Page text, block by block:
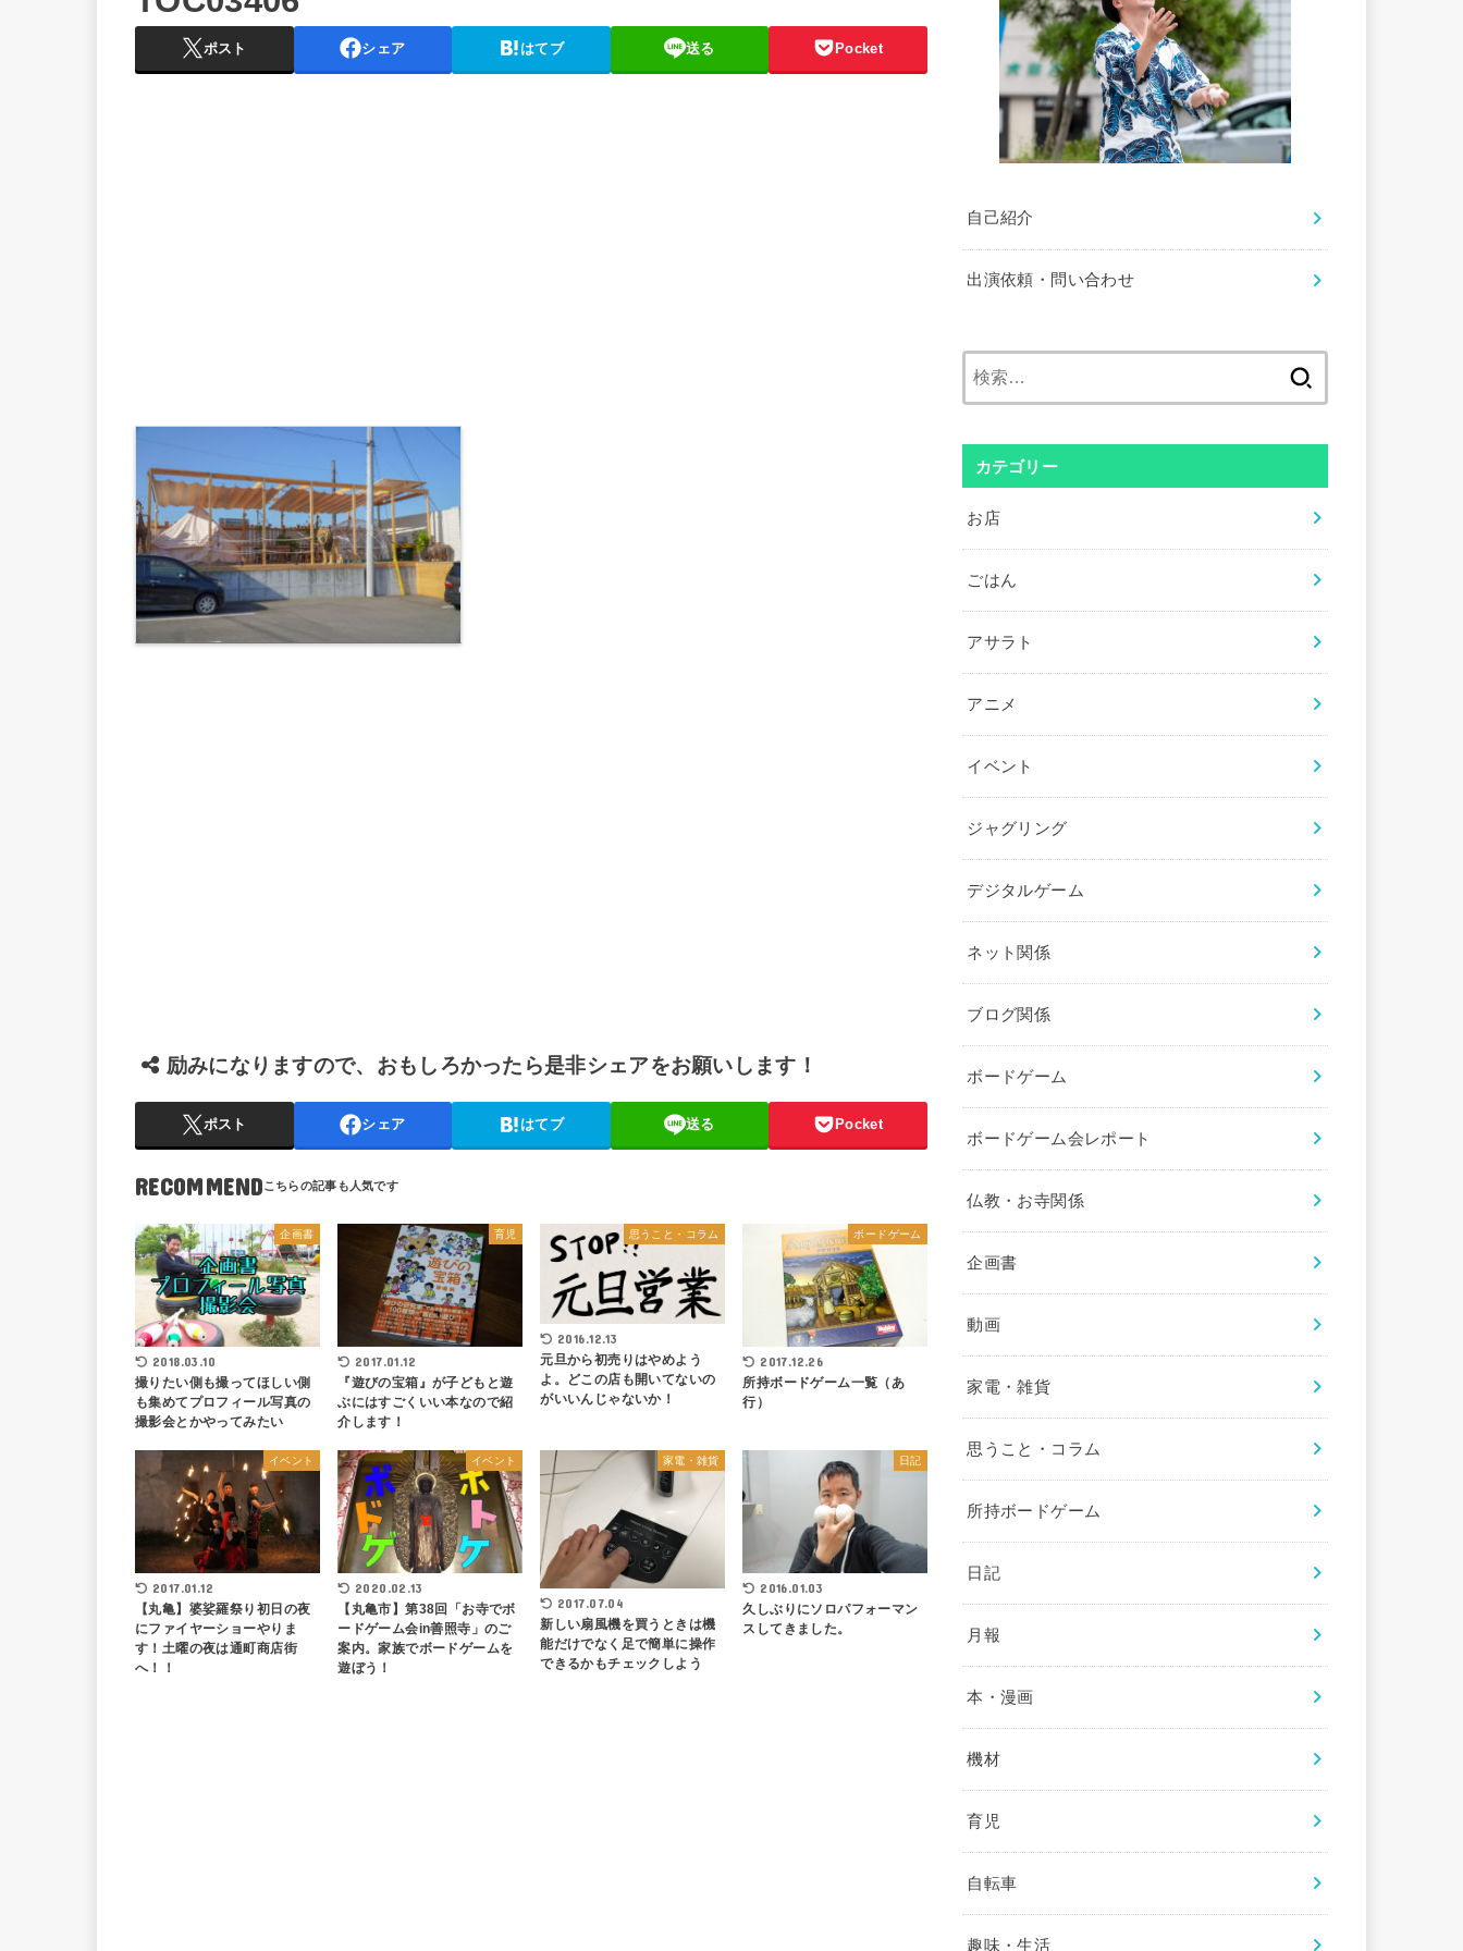
ポスト シェア はてブ 送る Pocket
励みになりますので、おもしろかったら是非シェアをお願いします！
ポスト シェア はてブ 送る Pocket
RECOMMEND
企画書
2018.03.10
撮りたい側も撮ってほしい側
も集めてプロフィール写真の
撮影会とかやってみたい
育児
2017.01.12
『遊びの宝箱』が子どもと遊
ぶにはすごくいい本なので紹
介します！
思うこと・コラム
2016.12.13
元旦から初売りはやめよう
よ。どこの店も開いてないの
がいいんじゃないか！
ボードゲーム
2017.12.26
所持ボードゲーム一覧（あ
行）
イベント
2017.01.12
【丸亀】婆娑羅祭り初日の夜
にファイヤーショーやりま
す！土曜の夜は通町商店街
へ！！
イベント
2020.02.13
【丸亀市】第38回「お寺でボ
ードゲーム会in善照寺」のご
案内。家族でボードゲームを
遊ぼう！
家電・雑貨
2017.07.04
新しい扇風機を買うときは機
能だけでなく足で簡単に操作
できるかもチェックしよう
日記
2016.01.03
久しぶりにソロパフォーマン
スしてきました。
自己紹介
出演依頼・問い合わせ
カテゴリー
お店
ごはん
アサラト
アニメ
イベント
ジャグリング
デジタルゲーム
ネット関係
ブログ関係
ボードゲーム
ボードゲーム会レポート
仏教・お寺関係
企画書
動画
家電・雑貨
思うこと・コラム
所持ボードゲーム
日記
月報
本・漫画
機材
育児
自転車
趣味・生活